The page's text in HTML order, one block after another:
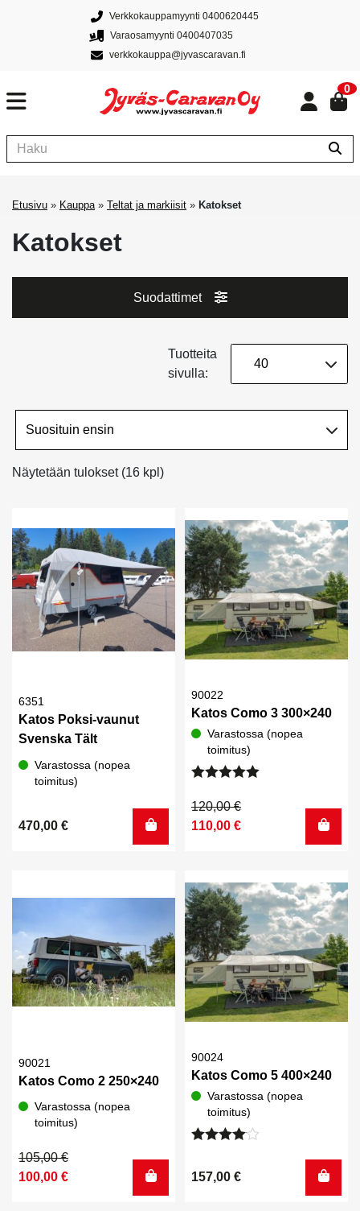
Verkkokauppamyynti 0400620445
Varaosamyynti 0400407035
verkkokauppa@jyvascaravan.fi
0
Etusivu » Kauppa» Teltat ja markiisit » Katokset
Katokset
Suodattimet
Näytetään tulokset (16 kpl)
Tuotteita
sivulla:
6351
Katos Poksi-vaunut
Svenska Tält
Varastossa (nopea
toimitus)
470,00 €
90022
Katos Como 3 300×240
Varastossa (nopea
toimitus)
tuotteesta:
/ 5
120,00€
Alkuperäinen
hinta
110,00 €
Nykyinen
hinta
90021
Katos Como 2 250×240
Varastossa (nopea
toimitus)
105,00€
Alkuperäinen
hinta
100,00 €
Nykyinen
hinta
90024
Katos Como 5 400×240
Varastossa (nopea
toimitus)
4.00/ 5
157,00 €